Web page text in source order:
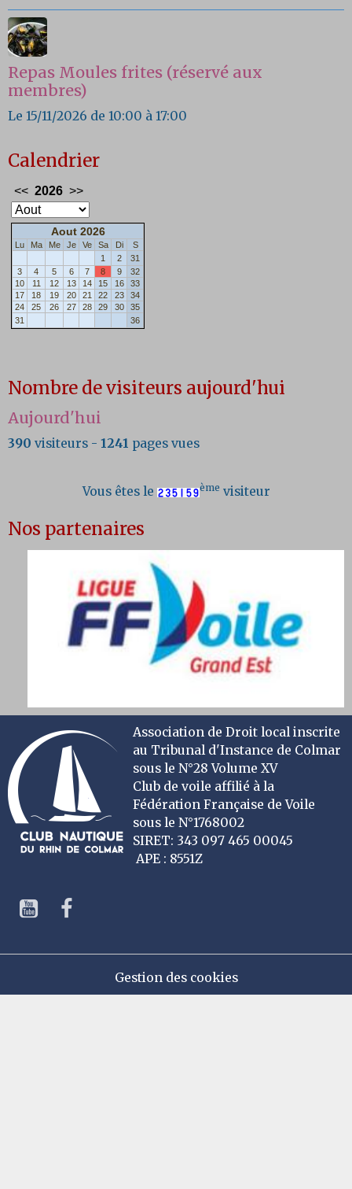
Repas Moules frites (réservé aux
membres)
Le 15/11/2026 de 10:00 à 17:00
Calendrier
Nombre de visiteurs aujourd'hui
Aujourd'hui
390 visiteurs - 1241 pages vues
Vous êtes le ème visiteur
Nos partenaires
Association de Droit local inscrite
au Tribunal d'Instance de Colmar
sous le N°28 Volume XV
Club de voile affilié à la
Fédération Française de Voile
sous le N°1768002
SIRET: 343 097 465 00045
APE : 8551Z
Gestion des cookies